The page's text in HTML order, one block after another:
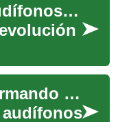
Innovaciones en Audífonos: Guía 2023 de Tecnología Auditiva
... Audífonos: Transformando vidas a través de la tecnología auditiva